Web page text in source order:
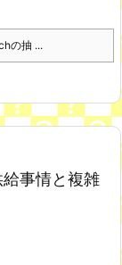
の抽 ...
事情と複雑